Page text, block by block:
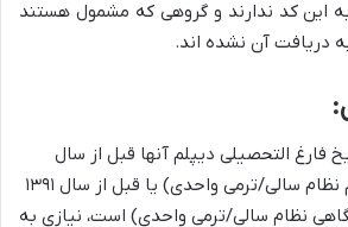
این کد ندارند و گروهی که مشمول هستند
دریافت آن نشده اند.
فارغ التحصیلی دیپلم آنها قبل از سال
۱۳۸۴ (برای دیپلم نظام سالی/ترمی واحدی) یا قبل از سال ۱۳۹۱
نظام سالی/ترمی واحدی) است، نیازی به